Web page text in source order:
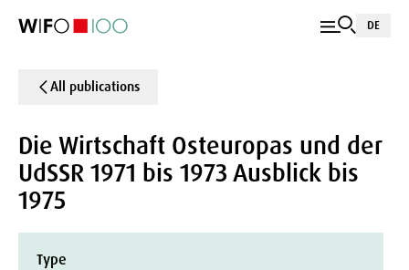
DE
All publications
Die Wirtschaft Osteuropas und der
UdSSR 1971 bis 1973 Ausblick bis
1975
Type